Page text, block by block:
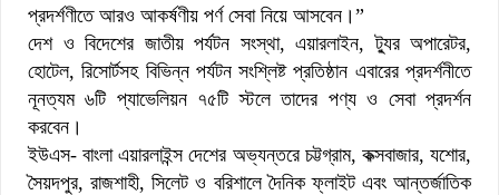
প্রদর্শণীতে আরও আকর্ষণীয় পর্ণ সেবা নিয়ে আসবেন।”
দেশ ও বিদেশের জাতীয় পর্যটন সংস্থা, এয়ারলাইন, ট্যুর অপারেটর,
হোটেল, রিসোর্টসহ বিভিন্ন পর্যটন সংশ্লিষ্ট প্রতিষ্ঠান এবারের প্রদর্শনীতে
নূনত্যম ৬টি প্যাভেলিয়ন ৭৫টি স্টলে তাদের পণ্য ও সেবা প্রদর্শন
করবেন।
ইউএস- বাংলা এয়ারলাইন্স দেশের অভ্যন্তরে চট্টগ্রাম, কক্সবাজার, যশোর,
সৈয়দপুর, রাজশাহী, সিলেট ও বরিশালে দৈনিক ফ্লাইট এবং আন্তর্জাতিক